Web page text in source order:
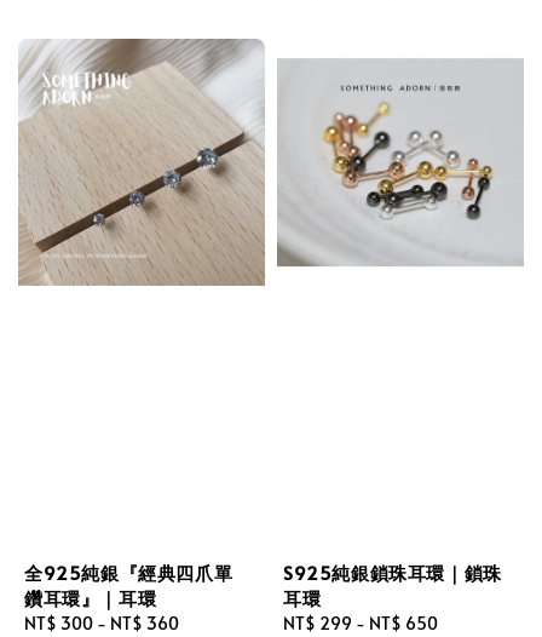
全925純銀『經典四爪單
鑽耳環』｜耳環
Regular
NT$ 300 - NT$ 360
S925純銀鎖珠耳環｜鎖珠
耳環
Regular
NT$ 299 - NT$ 650